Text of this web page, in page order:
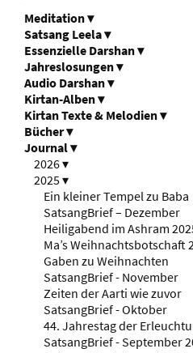
Meditation▾
Satsang Leela▾
Essenzielle Darshan▾
Jahreslosungen▾
Audio Darshan▾
Kirtan-Alben▾
Kirtan Texte & Melodien▾
Bücher▾
Journal▾
2026▾
2025▾
Ein kleiner Tempel zu Baba
SatsangBrief – Dezember
Heiligabend im Ashram
Ma’s Weihnachtsbotschaft
Gaben zu Weihnachten
SatsangBrief - November
Zeiten der Aarti wie zuvor
SatsangBrief - Oktober
44. Jahrestag der
SatsangBrief - September